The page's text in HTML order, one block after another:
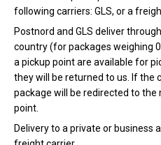
following carriers: GLS, or a
Postnord and GLS deliver
country (for packages weighing
a pickup point are available for
they will be returned to us. If the
package will be redirected to
point.
Delivery to a private or business